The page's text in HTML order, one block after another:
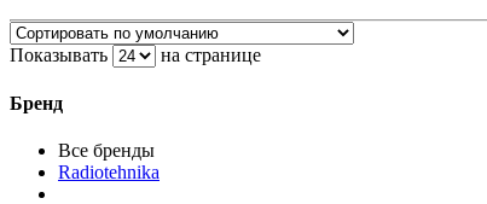
Показывать на странице
Бренд
Все бренды
Radiotehnika